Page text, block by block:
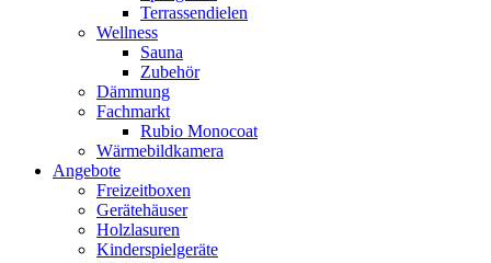
Terrassendielen
Wellness
Sauna
Zubehör
Dämmung
Fachmarkt
Rubio Monocoat
Wärmebildkamera
Angebote
Freizeitboxen
Gerätehäuser
Holzlasuren
Kinderspielgeräte